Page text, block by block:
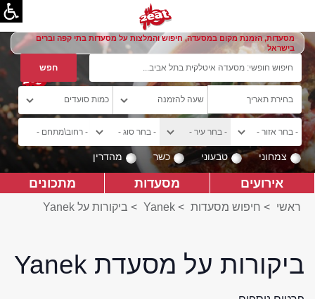
מסעדות, הזמנת מקום במסעדה, חיפוש והמלצות על מסעדות בתי קפה וברים
בישראל
צמחוני טבעוני כשר מהדרין
אירועים מסעדות מתכונים
ראשי > חיפוש מסעדות >
Yanek
> ביקורות על Yanek
ביקורות על מסעדת Yanek